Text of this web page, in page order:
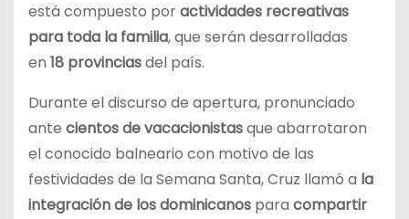
está compuesto poractividades recreativas
para toda la familia, que serán desarrolladas
en 18 provinciasdel país.
Durante el discurso de apertura, pronunciado
ante cientos de vacacionistasque abarrotaron
el conocido balneario con motivo de las
festividades de la Semana Santa, Cruz llamó a la
integración de los dominicanos para compartir